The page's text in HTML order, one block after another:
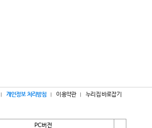
개인정보 처리방침 이용약관 누리집 바로잡기
PC버전